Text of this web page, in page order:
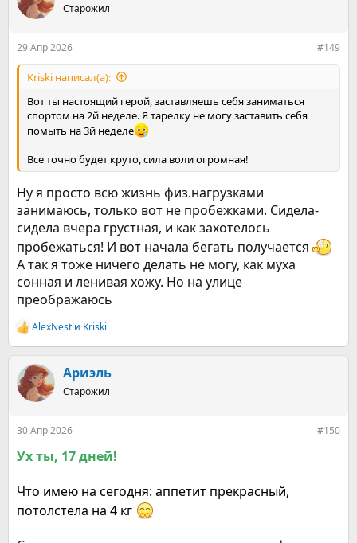
Старожил
29 Апр 2026 #149
Kriski написал(а):
Вот ты настоящий герой, заставляешь себя заниматься
спортом на 2й неделе. Я тарелку не могу заставить себя
помыть на 3й неделе
Все точно будет круто, сила воли огромная!
Ну я просто всю жизнь физ.нагрузками
занимаюсь, только вот не пробежками. Сидела-
сидела вчера грустная, и как захотелось
пробежаться! И вот начала бегать получается
А так я тоже ничего делать не могу, как муха
сонная и ленивая хожу. Но на улице
преображаюсь
Р
е
к
ц
и
AlexNest и Kriski
Ариэль
Старожил
30 Апр 2026 #150
Ух ты, 17 дней!
Что имею на сегодня: аппетит прекрасный,
потолстела на 4 кг